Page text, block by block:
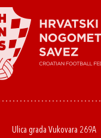
Ulica grada Vukovara 269A